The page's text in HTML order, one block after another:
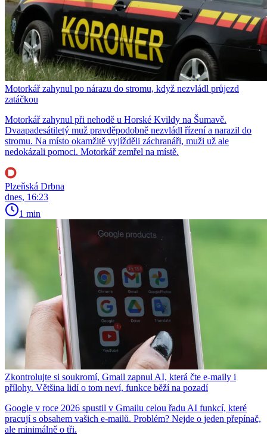
Motorkář zahynul po nárazu do stromu, když nezvládl průjezd
zatáčkou
Motorkář zahynul při nehodě u Horské Kvildy na Šumavě.
Dvaapadesátiletý muž pravděpodobně nezvládl řízení a narazil do
stromu. Na místo okamžitě vyjížděli záchranáři, muži už ale
nedokázali pomoci. Motorkář zemřel na místě.
Plzeňská Drbna
dnes, 16:23
1 min
Zkontrolujte si soukromí, Gmail zapnul AI, která čte e-maily i
přílohy. Většina lidí o tom neví, funkce běží na pozadí
Google v roce 2026 spustil v Gmailu celou řadu AI funkcí, které
pracují s obsahem vašich e-mailů. Problém? Nejde o jeden přepínač,
ale minimálně o tři.